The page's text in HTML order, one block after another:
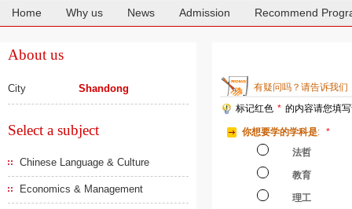
Home Why us News Admission Recommend
About us
City Shandong
Select a subject
Chinese Language & Culture
Economics & Management
有疑问吗？请告诉我们
标记红色 * 的内容请您填
你想要学的学科是: *
法哲
教育
理工